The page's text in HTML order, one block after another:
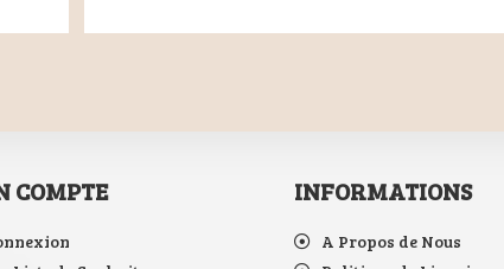
COMPTE INFORMATIONS
A Propos de Nous